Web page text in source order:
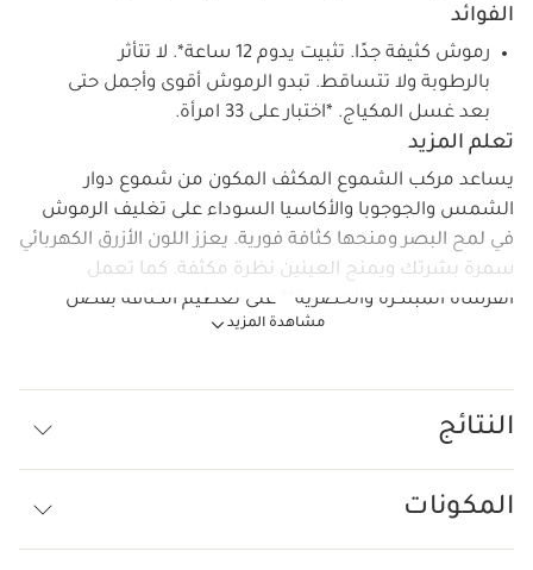
مشاهدة المزيد
الفوائد
رموش كثيفة جدًا. تثبيت يدوم 12 ساعة*. لا تتأثر
بالرطوبة ولا تتساقط. تبدو الرموش أقوى وأجمل حتى
بعد غسل المكياج. *اختبار على 33 امرأة.
تعلم المزيد
يساعد مركب الشموع المكثف المكون من شموع دوار
الشمس والجوجوبا والأكاسيا السوداء على تغليف الرموش
في لمح البصر ومنحها كثافة فورية. يعزز اللون الأزرق الكهربائي
سمرة بشرتك ويمنح العينين نظرة مكثفة. كما تعمل
الفرشاة المبتكرة والحصرية** على تعظيم الكثافة بفضل
خزاناتها الثلاثة المملوءة بالتركيبة.
حتى من دون مكياج، على أن تبدو أطول بشكل ملحوظ وأكثر
قوة وكثافة.
*اختبار سريري على 33 امرأة.
الابتكار والخبرة في الزراعة
تم تصميم الفرشاة الحصرية* والمبتكرة لتعزيز الحجم بفضل
النتائج
المكونات